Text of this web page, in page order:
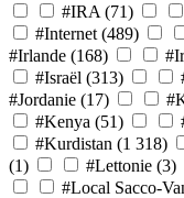
#IRA (71)
#Internet (489)
#Irlande (168)
#Israël (313)
#Jordanie (17)
#Kenya (51)
#Kurdistan (1 318)
(1)
#Lettonie (3)
#Local Sacco-